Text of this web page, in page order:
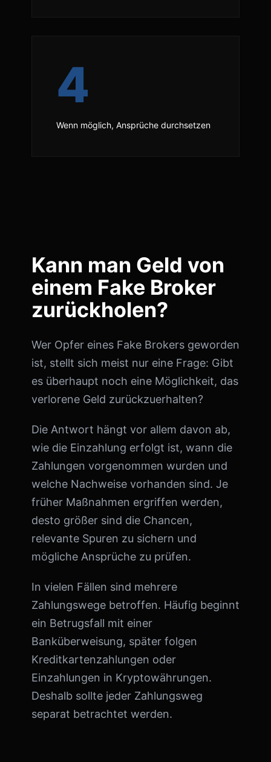
4
Wenn möglich, Ansprüche durchsetzen
Kann man Geld von
einem Fake Broker
zurückholen?
Wer Opfer eines Fake Brokers geworden
ist, stellt sich meist nur eine Frage: Gibt
es überhaupt noch eine Möglichkeit, das
verlorene Geld zurückzuerhalten?
Die Antwort hängt vor allem davon ab,
wie die Einzahlung erfolgt ist, wann die
Zahlungen vorgenommen wurden und
welche Nachweise vorhanden sind. Je
früher Maßnahmen ergriffen werden,
desto größer sind die Chancen,
relevante Spuren zu sichern und
mögliche Ansprüche zu prüfen.
In vielen Fällen sind mehrere
Zahlungswege betroffen. Häufig beginnt
ein Betrugsfall mit einer
Banküberweisung, später folgen
Kreditkartenzahlungen oder
Einzahlungen in Kryptowährungen.
Deshalb sollte jeder Zahlungsweg
separat betrachtet werden.